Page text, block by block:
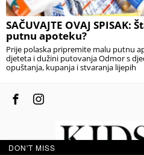
SAČUVAJTE OVAJ
putnu apoteku?
Prije polaska pripremite malu putnu
djeteta i dužini putovanja Odmor s
opuštanja, kupanja i stvaranja lijepih
DON'T MISS